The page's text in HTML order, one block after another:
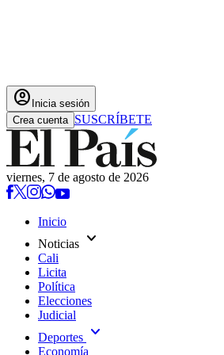
account_circle Inicia sesión
Crea cuenta SUSCRÍBETE
viernes, 7 de agosto de 2026
Inicio
Noticias expand_more
Cali
Licita
Política
Elecciones
Judicial
Deportes expand_more
Economía